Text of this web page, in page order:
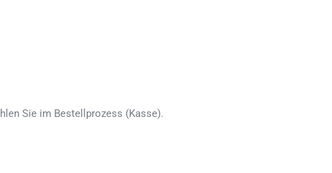
Sie im Bestellprozess (Kasse).